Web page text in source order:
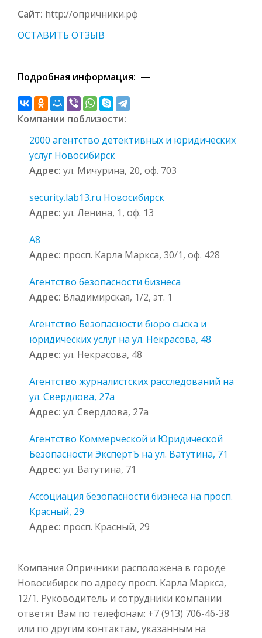
Сайт: http://опричники.рф
ОСТАВИТЬ ОТЗЫВ
Подробная информация: —
Компании поблизости:
2000 агентство детективных и юридических
услуг Новосибирск
Адрес: ул. Мичурина, 20, оф. 703
security.lab13.ru Новосибирск
Адрес: ул. Ленина, 1, оф. 13
А8
Адрес: просп. Карла Маркса, 30/1, оф. 428
Агентство безопасности бизнеса
Адрес: Владимирская, 1/2, эт. 1
Агентство Безопасности бюро сыска и
юридических услуг на ул. Некрасова, 48
Адрес: ул. Некрасова, 48
Агентство журналистских расследований на
ул. Свердлова, 27а
Адрес: ул. Свердлова, 27а
Агентство Коммерческой и Юридической
Безопасности ЭкспертЪ на ул. Ватутина, 71
Адрес: ул. Ватутина, 71
Ассоциация безопасности бизнеса на просп.
Красный, 29
Адрес: просп. Красный, 29
Компания Опричники расположена в городе
Новосибирск по адресу просп. Карла Маркса,
12/1. Руководитель и сотрудники компании
ответят Вам по телефонам: +7 (913) 706-46-38
или по другим контактам, указанным на